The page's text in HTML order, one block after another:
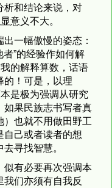
析和结论来说，对
意义不大。
一幅傲慢的姿态：
者”的经验作如何解
的解释算数，话语
的！可是，以理
是极为强调从研究
如果民族志书写者真
）也就不用做田野工
自己或者读者的想
寻找智慧。
似有必要再次强调本
们亦须有自我反